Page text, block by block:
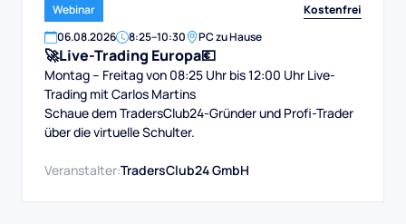
Webinar
Kostenfrei
06.08.2026 8:25–10:30 PC zu Hause
🚀Live-Trading Europa💶
Montag – Freitag von 08:25 Uhr bis 12:00 Uhr Live-
Trading mit Carlos Martins
Schaue dem TradersClub24-Gründer und Profi-Trader
über die virtuelle Schulter.
Veranstalter:TradersClub24 GmbH